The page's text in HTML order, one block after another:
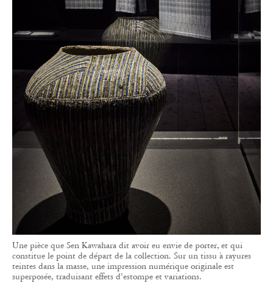
Une pièce que Sen Kawahara dit avoir eu envie de porter, et qui
constitue le point de départ de la collection. Sur un tissu à rayures
teintes dans la masse, une impression numérique originale est
superposée, traduisant effets d’estompe et variations.